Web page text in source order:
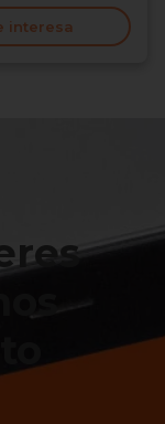
interesa